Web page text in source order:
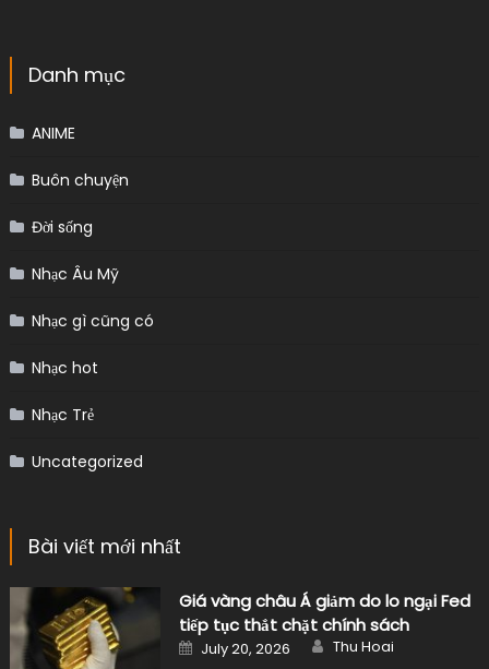
Danh mục
ANIME
Buôn chuyện
Đời sống
Nhạc Âu Mỹ
Nhạc gì cũng có
Nhạc hot
Nhạc Trẻ
Uncategorized
Bài viết mới nhất
Giá vàng châu Á giảm do lo ngại Fed
tiếp tục thắt chặt chính sách
Posted
on
July 20, 2026 Author
Thu Hoai